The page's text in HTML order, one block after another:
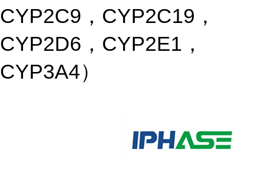
CYP2C9，CYP2C19，
CYP2D6，CYP2E1，
CYP3A4）